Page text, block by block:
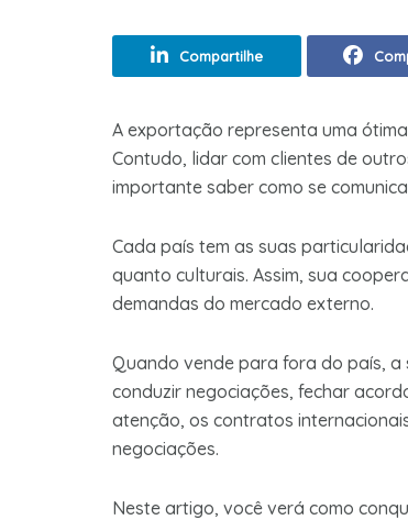
Compartilhe
A exportação representa uma
Contudo, lidar com clientes de
importante saber como se
Cada país tem as suas
quanto culturais. Assim, sua
demandas do mercado externo.
Quando vende para fora do país,
conduzir negociações, fechar
atenção, os contratos
negociações.
Neste artigo, você verá como